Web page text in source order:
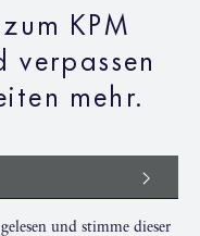
KPM
verpassen
mehr.
und stimme dieser